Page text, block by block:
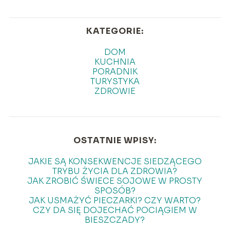
KATEGORIE:
DOM
KUCHNIA
PORADNIK
TURYSTYKA
ZDROWIE
OSTATNIE WPISY:
JAKIE SĄ KONSEKWENCJE SIEDZĄCEGO
TRYBU ŻYCIA DLA ZDROWIA?
JAK ZROBIĆ ŚWIECE SOJOWE W PROSTY
SPOSÓB?
JAK USMAŻYĆ PIECZARKI? CZY WARTO?
CZY DA SIĘ DOJECHAĆ POCIĄGIEM W
BIESZCZADY?